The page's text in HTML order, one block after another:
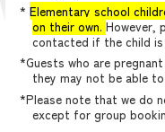
*Elementary school
on their own. However,
contacted if the child is
*Guests who are
they may not be able
*Please note that we do
except for group